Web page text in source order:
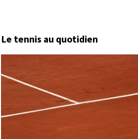
Le tennis au quotidien